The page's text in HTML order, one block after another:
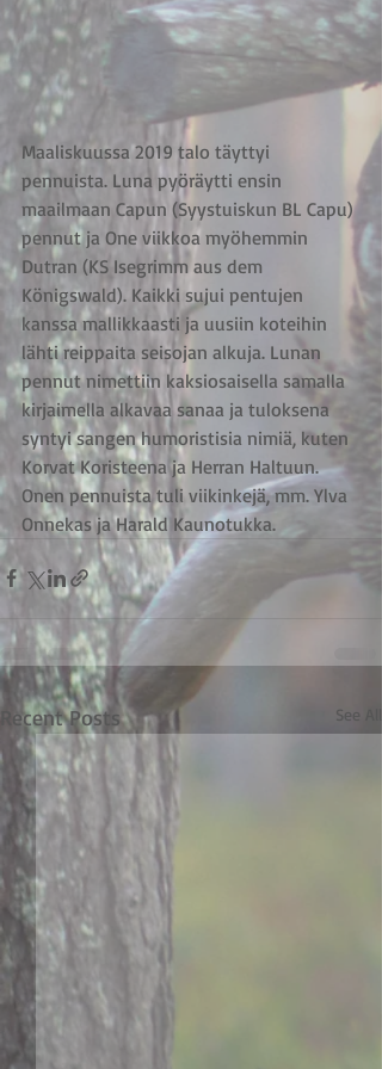
Maaliskuussa 2019 talo täyttyi
pennuista. Luna pyöräytti ensin
maailmaan Capun (Syystuiskun BL Capu)
pennut ja One viikkoa myöhemmin
Dutran (KS Isegrimm aus dem
Königswald). Kaikki sujui pentujen
kanssa mallikkaasti ja uusiin koteihin
lähti reippaita seisojan alkuja. Lunan
pennut nimettiin kaksiosaisella samalla
kirjaimella alkavaa sanaa ja tuloksena
syntyi sangen humoristisia nimiä, kuten
Korvat Koristeena ja Herran Haltuun.
Onen pennuista tuli viikinkejä, mm. Ylva
Onnekas ja Harald Kaunotukka.
Recent Posts See All